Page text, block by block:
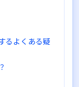
るよくある疑